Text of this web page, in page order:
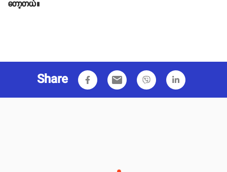
တော့တယ်။
Share email